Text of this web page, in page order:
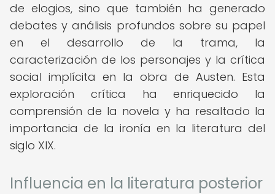
de elogios, sino que también ha generado
debates y análisis profundos sobre su papel
en el desarrollo de la trama, la
caracterización de los personajes y la crítica
social implícita en la obra de Austen. Esta
exploración crítica ha enriquecido la
comprensión de la novela y ha resaltado la
importancia de la ironía en la literatura del
siglo XIX.
Influencia en la literatura posterior